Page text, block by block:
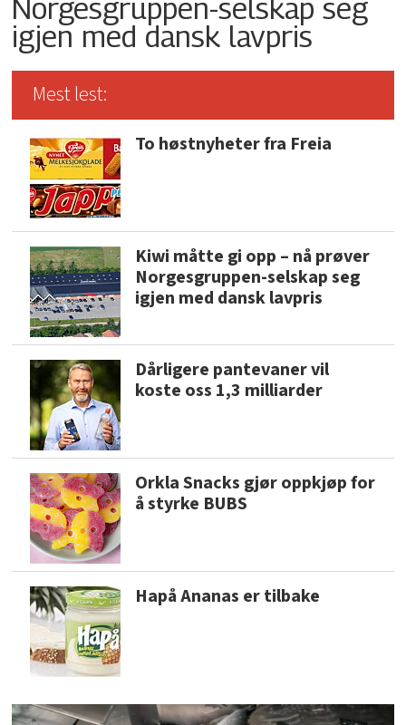
Norgesgruppen-selskap seg
igjen med dansk lavpris
Mest lest:
To høstnyheter fra Freia
Kiwi måtte gi opp – nå prøver
Norgesgruppen-selskap seg
igjen med dansk lavpris
Dårligere pantevaner vil
koste oss 1,3 milliarder
Orkla Snacks gjør oppkjøp for
å styrke BUBS
Hapå Ananas er tilbake